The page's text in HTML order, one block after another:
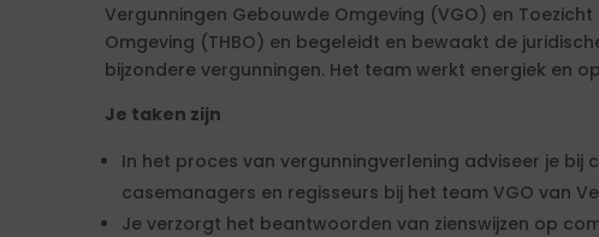
Vergunningen Gebouwde Omgeving (VGO) en
Omgeving (THBO) en begeleidt en bewaakt de
bijzondere vergunningen. Het team werkt energiek en
Je taken zijn
In het proces van vergunningverlening adviseer je bij
casemanagers en regisseurs bij het team VGO van
Je verzorgt het beantwoorden van zienswijzen op